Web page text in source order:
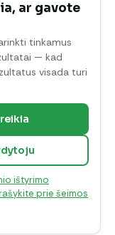
ar gavote
tinkamus
— kad
visada turi
ištyrimo
prie šeimos